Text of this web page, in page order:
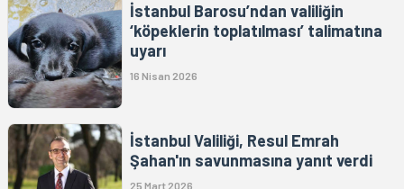
İstanbul Barosu’ndan valiliğin
‘köpeklerin toplatılması’ talimatına
uyarı
16 Nisan 2026
İstanbul Valiliği, Resul Emrah
Şahan'ın savunmasına yanıt verdi
25 Mart 2026